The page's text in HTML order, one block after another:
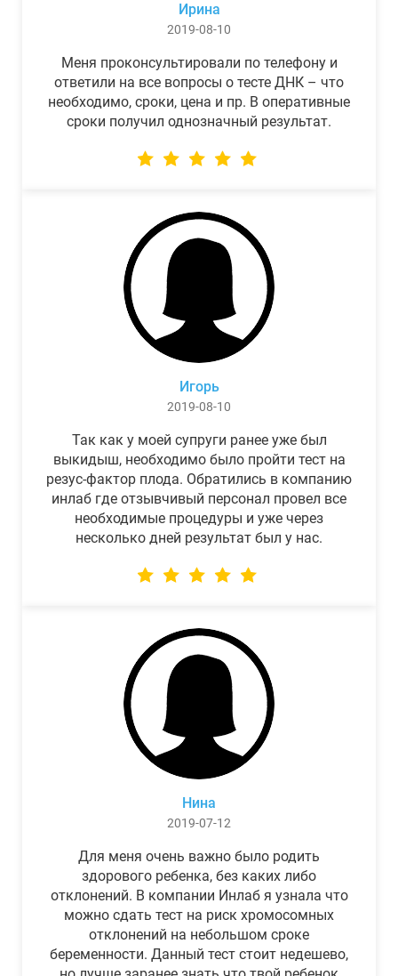
Ирина
2019-08-10
Меня проконсультировали по телефону и
ответили на все вопросы о тесте ДНК – что
необходимо, сроки, цена и пр. В оперативные
сроки получил однозначный результат.
Игорь
2019-08-10
Так как у моей супруги ранее уже был
выкидыш, необходимо было пройти тест на
резус-фактор плода. Обратились в компанию
инлаб где отзывчивый персонал провел все
необходимые процедуры и уже через
несколько дней результат был у нас.
Нина
2019-07-12
Для меня очень важно было родить
здорового ребенка, без каких либо
отклонений. В компании Инлаб я узнала что
можно сдать тест на риск хромосомных
отклонений на небольшом сроке
беременности. Данный тест стоит недешево,